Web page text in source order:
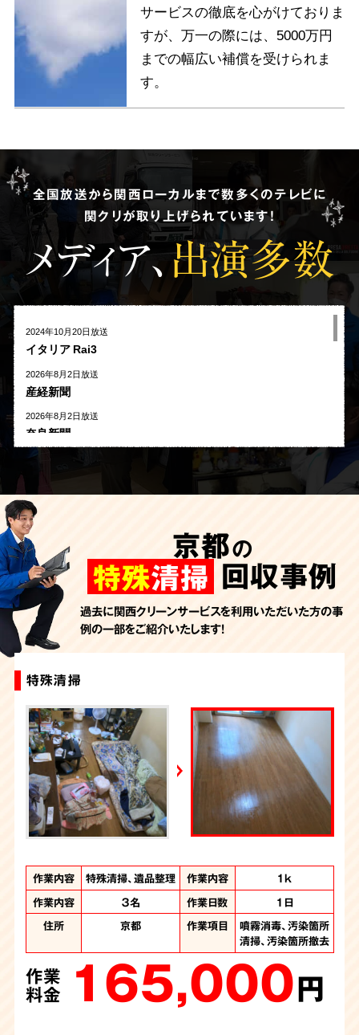
サービスの徹底を心がけておりま
すが、万一の際には、5000万円
までの幅広い補償を受けられま
す。
全国放送から関西ローカルまで数多くのテレビに
関クリが取り上げられています!
メディア、出演多数
2024年10月20日放送
イタリア Rai3
2026年8月2日放送
産経新聞
2026年8月2日放送
奈良新聞
2026年8月1日放送
2026年7月27日放送
AbemaTV
2026年7月24日放送
朝日新聞
2026年7月10日放送
季刊「宗教問題」
2026年7月10日放送
東洋経済オンライン
2026年7月7日放送
FRIDAYデジタル
2026年7月6日放送
週刊循環経済新聞（7月6日号）
2026年7月4日放送
YouTube｜好井まさおの怪談を浴びる会
2026年6月28日放送
Yahoo!ニュース
京都の
特殊清掃 回収事例
過去に関西クリーンサービスを利用いただいた方の事
例の一部をご紹介いたします！
特殊清掃
作業内容 特殊清掃、遺品整理 作業内容
1ｋ
作業内容
３名 作業日数
1日
住所
京都 作業項目
噴霧消毒、汚染箇所
清掃、汚染箇所撤去
作業
料金 165,000円
特殊清掃+ゴミ屋敷片付け
作業内容
特殊清掃、ゴミ屋敷
片付け
間取り 4LDK
作業人数 8名 作業時間
10時間
汚染か所清掃、汚染
か所撤去、大量の不
用品処分、遺品整理
作業 480,000
特殊清掃
作業内容 特殊清掃、遺品整理 間取り
3DK
作業人数
7名 作業日数
2日
住所
京都 作業項目
遺品整理、噴霧消
毒、汚染箇所清掃、
汚染箇所撤去、汚染
箇所解体、オゾン施
工
特殊清掃
作業内容
遺品整理、ゴミ屋敷
片付け
間取り 4LDKの主に1階
作業人数 計8名 作業時間
2日間
遺品整理、大量の不
用品回収、噴霧消
毒、汚染物の撤去
作業 360,000
特殊清掃
作業内容 特殊清掃、遺品整理 間取り
3K
作業人数
5名 作業日数
1日
住所
京都 作業項目
遺品整理、噴霧消
毒、汚染箇所清掃、
汚染箇所撤去
作業
料金 220,000円